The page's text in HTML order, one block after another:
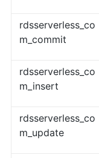
rdsserverless_co
m_commit
rdsserverless_co
m_insert
rdsserverless_co
m_update